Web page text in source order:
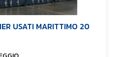
USATI MARITTIMO 20